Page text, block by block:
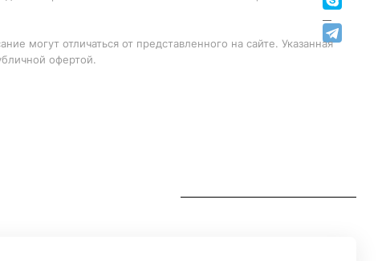
могут отличаться от представленного на сайте. Указанная
офертой.